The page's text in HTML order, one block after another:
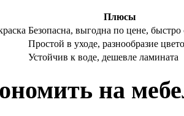
Плюсы
Безопасна, выгодна по цене, быстро
Простой в уходе, разнообразие
Устойчив к воде, дешевле ламината
на